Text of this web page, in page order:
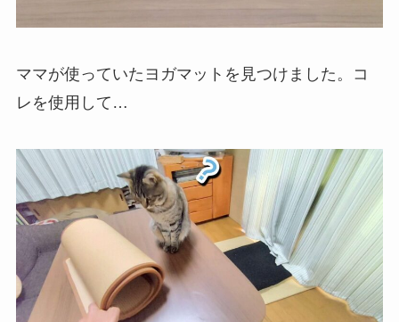
ママが使っていたヨガマットを見つけました。コ
レを使用して…